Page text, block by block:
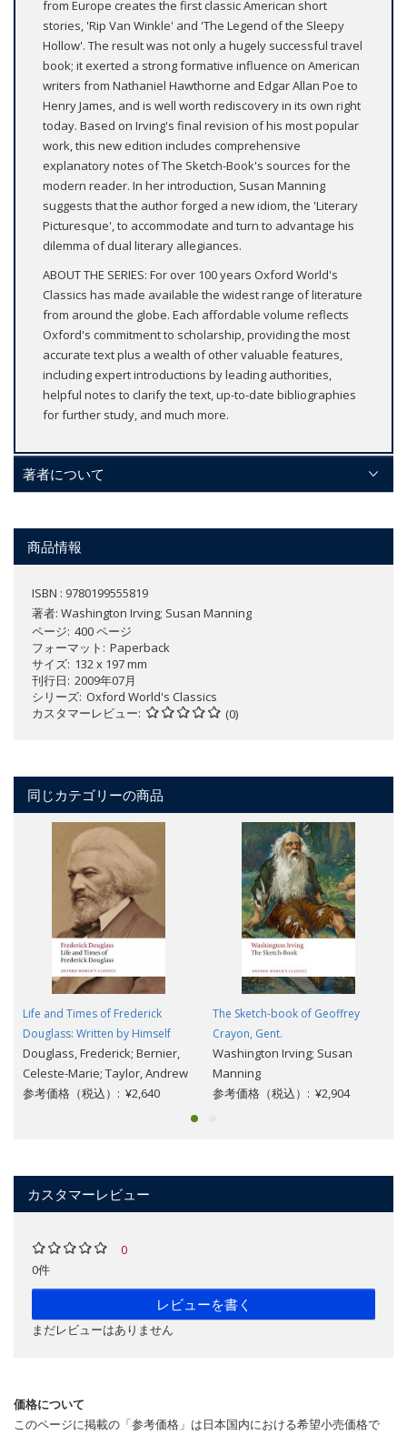
from Europe creates the first classic American short
stories, 'Rip Van Winkle' and 'The Legend of the Sleepy
Hollow'. The result was not only a hugely successful travel
book; it exerted a strong formative influence on American
writers from Nathaniel Hawthorne and Edgar Allan Poe to
Henry James, and is well worth rediscovery in its own right
today. Based on Irving's final revision of his most popular
work, this new edition includes comprehensive
explanatory notes of The Sketch-Book's sources for the
modern reader. In her introduction, Susan Manning
suggests that the author forged a new idiom, the 'Literary
Picturesque', to accommodate and turn to advantage his
dilemma of dual literary allegiances.
ABOUT THE SERIES: For over 100 years Oxford World's
Classics has made available the widest range of literature
from around the globe. Each affordable volume reflects
Oxford's commitment to scholarship, providing the most
accurate text plus a wealth of other valuable features,
including expert introductions by leading authorities,
helpful notes to clarify the text, up-to-date bibliographies
for further study, and much more.
著者について
商品情報
ISBN : 9780199555819
著者: Washington Irving; Susan Manning
ページ 400 ページ
フォーマット
Paperback
サイズ 132 x 197 mm
刊行日 2009年07月
シリーズ Oxford World's Classics
カスタマーレビュー
(0)
同じカテゴリーの商品
Life and Times of Frederick
Douglass: Written by Himself
Douglass, Frederick; Bernier,
Celeste-Marie; Taylor, Andrew
参考価格（税込）: ¥2,640
The Sketch-book of Geoffrey
Crayon, Gent.
Washington Irving; Susan
Manning
参考価格（税込）: ¥2,904
カスタマーレビュー
0
0件
レビューを書く
まだレビューはありません
価格について
このページに掲載の「参考価格」は日本国内における希望小売価格で